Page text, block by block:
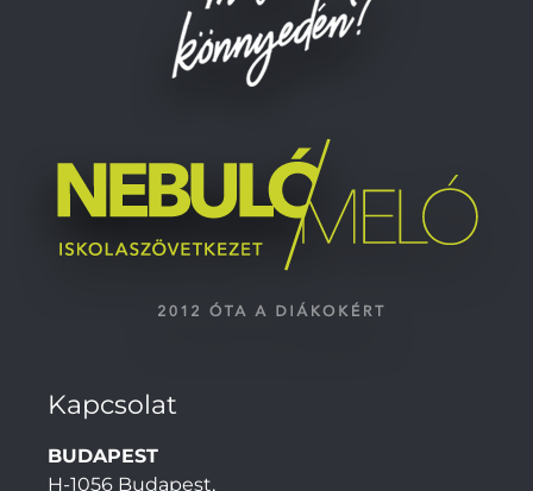
Kapcsolat
BUDAPEST
H-1056 Budapest,